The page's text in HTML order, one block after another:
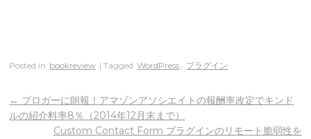
Posted in bookreview | Tagged WordPress , プラグイン
← ブロガーに朗報！アマゾンアソシエイトの報酬率改定でキンド
ルの紹介料率8％（2014年12月末まで）
Custom Contact Form プラグインのリモート脆弱性を